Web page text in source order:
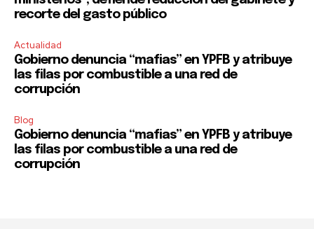
recorte del gasto público
Actualidad
Gobierno denuncia “mafias” en YPFB y atribuye
las filas por combustible a una red de
corrupción
Blog
Gobierno denuncia “mafias” en YPFB y atribuye
las filas por combustible a una red de
corrupción